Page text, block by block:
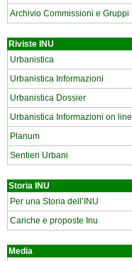
Archivio Commissioni e Gruppi
Riviste INU
Urbanistica
Urbanistica Informazioni
Urbanistica Dossier
Urbanistica Informazioni on line
Planum
Sentieri Urbani
Storia INU
Per una Storia dell’INU
Cariche e proposte Inu
Media